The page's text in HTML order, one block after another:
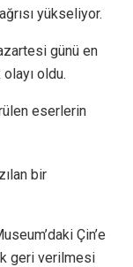
yükseliyor.
günü en
oldu.
eserlerin
bir
Çin’e
geri verilmesi